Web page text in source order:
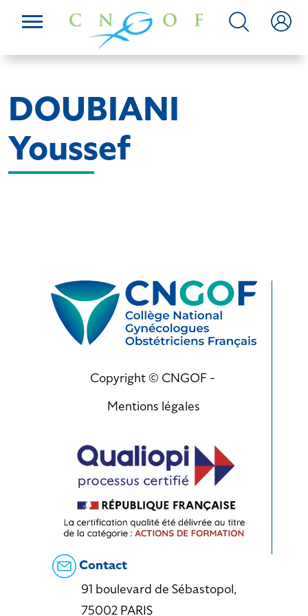
DOUBIANI
Youssef
Copyright © CNGOF -
Mentions légales
Contact
91 boulevard de Sébastopol,
75002 PARIS